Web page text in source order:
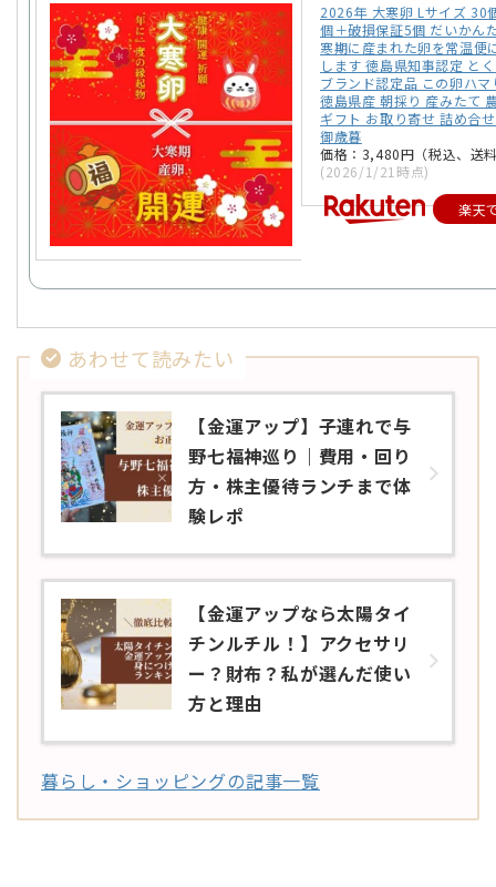
2026年 大寒卵 Lサイズ 30
個＋破損保証5個 だいかん
寒期に産まれた卵を常温便
します 徳島県知事認定 と
ブランド認定品 この卵ハマ
徳島県産 朝採り 産みたて
ギフト お取り寄せ 詰め合
御歳暮
価格：3,480円（税込、送
(2026/1/21時点)
楽天
あわせて読みたい
【金運アップ】子連れで与
野七福神巡り｜費用・回り
方・株主優待ランチまで体
験レポ
【金運アップなら太陽タイ
チンルチル！】アクセサリ
ー？財布？私が選んだ使い
方と理由
暮らし・ショッピングの記事一覧